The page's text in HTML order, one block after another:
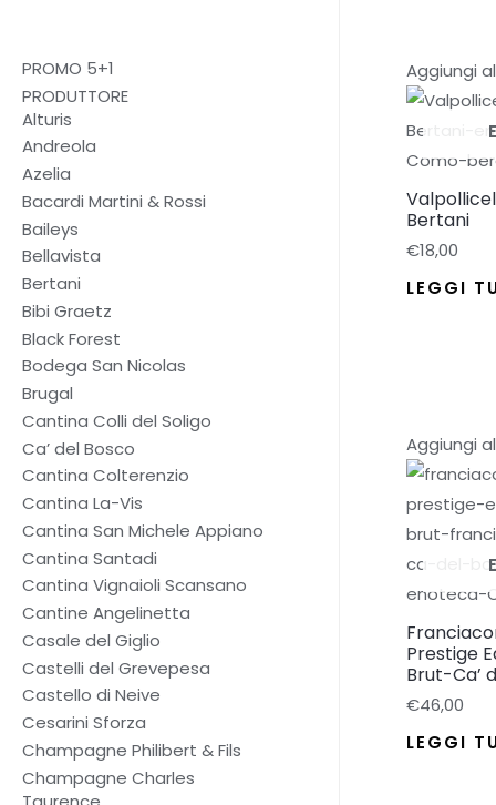
PROMO 5+1
PRODUTTORE
Alturis
Andreola
Azelia
Bacardi Martini & Rossi
Baileys
Bellavista
Bertani
Bibi Graetz
Black Forest
Bodega San Nicolas
Brugal
Cantina Colli del Soligo
Ca’ del Bosco
Cantina Colterenzio
Cantina La-Vis
Cantina San Michele Appiano
Cantina Santadi
Cantina Vignaioli Scansano
Cantine Angelinetta
Casale del Giglio
Castelli del Grevepesa
Castello di Neive
Cesarini Sforza
Champagne Philibert & Fils
Champagne Charles
Aggiungi
Bertani
€18,00
LEGGI
Aggiungi
Prestige
Brut-Ca’
€46,00
LEGGI